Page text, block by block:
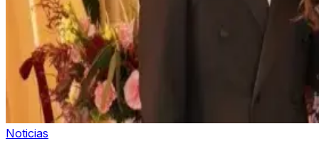
Noticias